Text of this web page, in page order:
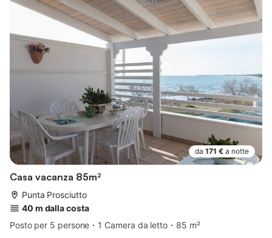
da 171 € a notte
Casa vacanza 85m²
Punta Prosciutto
40 m dalla costa
Posto per 5 persone
1 Camera da letto
85 m²